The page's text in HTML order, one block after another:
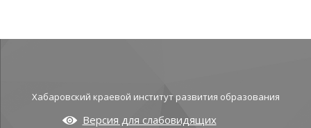
Хабаровский краевой институт развития образования
Версия для слабовидящих